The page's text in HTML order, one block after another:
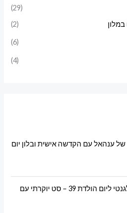
(29)
(2)
(6)
(4)
של ענהאל עם הקדשה אישית ובלון יום
עיצוב בלונים אלגנטי ליום הולדת 39 – סט יוקרתי עם